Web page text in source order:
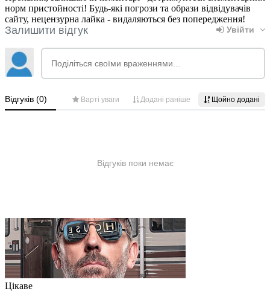
норм пристойності! Будь-які погрози та образи відвідувачів
сайту, нецензурна лайка - видаляються без попередження!
Цікаве